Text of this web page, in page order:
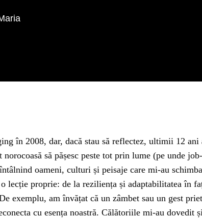
în 2008, dar, dacă stau să reflectez, ultimii 12
să pășesc peste tot prin lume (pe unde
oameni, culturi și peisaje care mi-au
lecție proprie: de la reziliența și adaptabilitatea în
exemplu, am învățat că un zâmbet sau un gest
cu esența noastră. Călătoriile mi-au dovedit